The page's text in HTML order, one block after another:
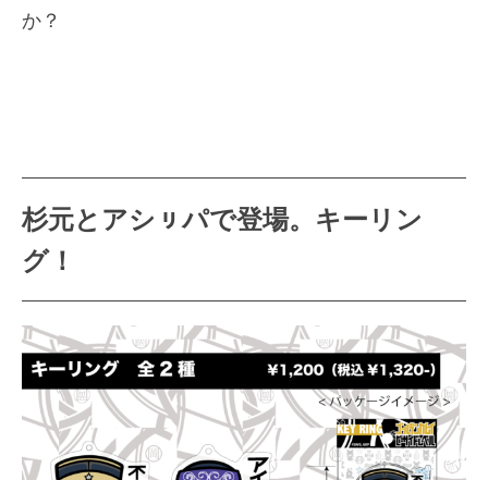
か？
杉元とアシㇼパで登場。キーリン
グ！